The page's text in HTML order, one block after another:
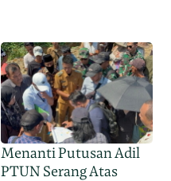
Menanti Putusan Adil
PTUN Serang Atas